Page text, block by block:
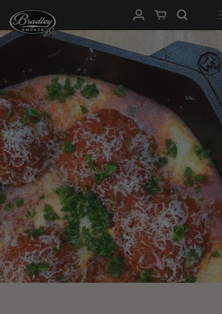
NAAR DE
CONTENT
InloggenWinkelwagen